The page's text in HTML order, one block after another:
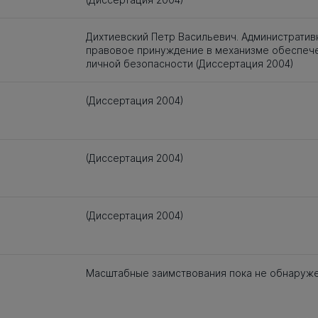
Дихтиевский Петр Васильевич.
правовое принуждение в механизме
личной безопасности (Диссертация 2004)
(Диссертация 2004)
(Диссертация 2004)
(Диссертация 2004)
Масштабные заимствования пока не